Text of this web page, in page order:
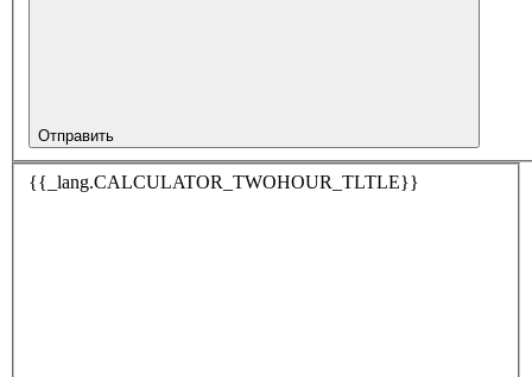
Отправить
{{_lang.CALCULATOR_TWOHOUR_TLTLE}}